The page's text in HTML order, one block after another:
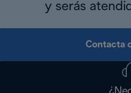
y serás
Contacta